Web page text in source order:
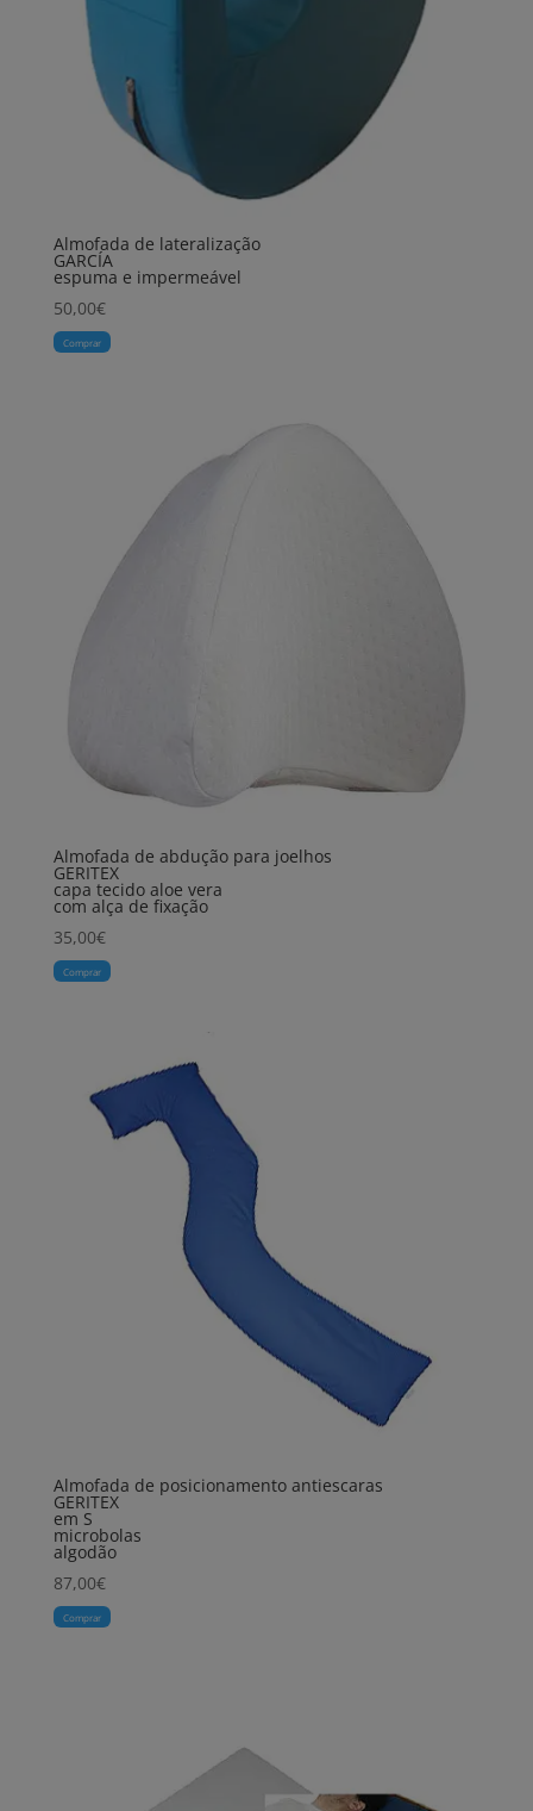
Almofada de lateralização
GARCÍA
espuma e impermeável
50,00€
Comprar
Almofada de abdução para joelhos
GERITEX
capa tecido aloe vera
com alça de fixação
35,00€
Comprar
Almofada de posicionamento antiescaras
GERITEX
em S
microbolas
algodão
87,00€
Comprar